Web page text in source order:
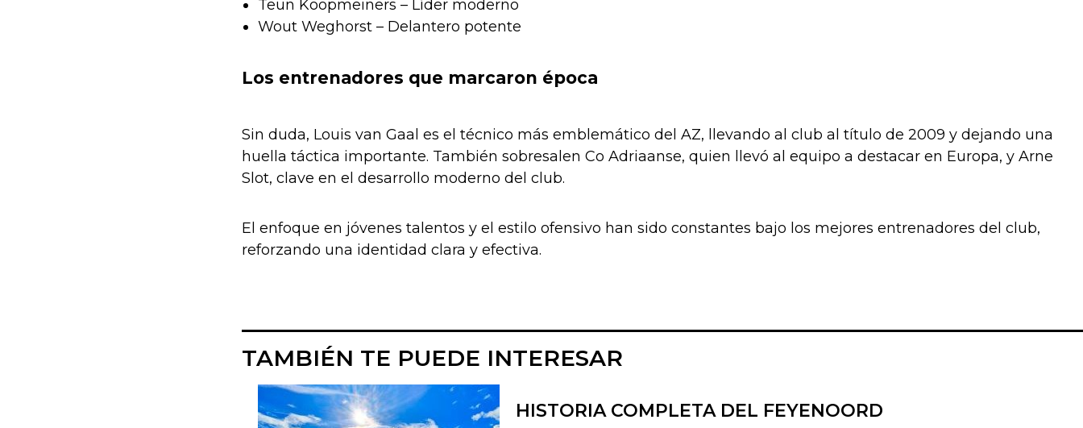
Teun Koopmeiners – Líder moderno
Wout Weghorst – Delantero potente
Los entrenadores que marcaron época
Sin duda, Louis van Gaal es el técnico más emblemático del AZ, llevando al club al título de 2009 y dejando una
huella táctica importante. También sobresalen Co Adriaanse, quien llevó al equipo a destacar en Europa, y Arne
Slot, clave en el desarrollo moderno del club.
El enfoque en jóvenes talentos y el estilo ofensivo han sido constantes bajo los mejores entrenadores del club,
reforzando una identidad clara y efectiva.
TAMBIÉN TE PUEDE INTERESAR
HISTORIA COMPLETA DEL FEYENOORD